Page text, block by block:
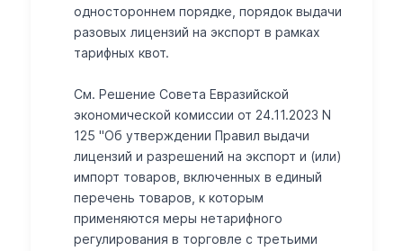
одностороннем порядке, порядок выдачи
разовых лицензий на экспорт в рамках
тарифных квот.
См. Решение Совета Евразийской
экономической комиссии от 24.11.2023 N
125 "Об утверждении Правил выдачи
лицензий и разрешений на экспорт и (или)
импорт товаров, включенных в единый
перечень товаров, к которым
применяются меры нетарифного
регулирования в торговле с третьими